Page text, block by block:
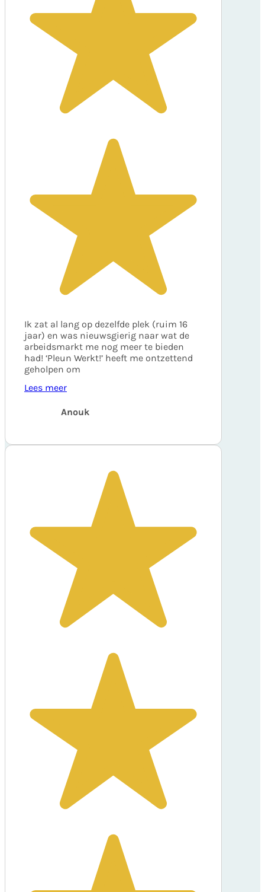
Ik zat al lang op dezelfde plek (ruim 16
jaar) en was nieuwsgierig naar wat de
arbeidsmarkt me nog meer te bieden
had! ‘Pleun Werkt!’ heeft me ontzettend
geholpen om
Lees meer
Anouk